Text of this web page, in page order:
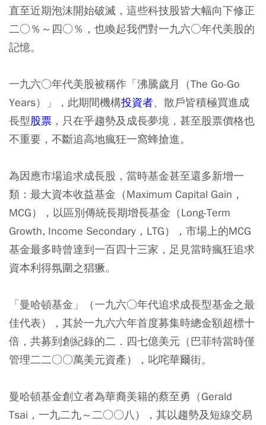
直至近期泡沫開始破滅，這些科技股皆大幅向下修正
二○％～四○％，也喚起我們對一九六○年代美股的
記憶。
一九六○年代美股被稱作「沸騰歲月（The Go-Go
Years）」，此期間機構投資者、散戶皆積極買進成
長型股票 ，只在乎趨勢及成長夢境，甚至股票價格也
不重要，不斷追高地瘋狂一窩蜂搶進。
為因應市場追求成長股，當時基金甚至還多新增一
類：最大資本收益基金（Maximum Capital Gain，
MCG），以區別傳統長期增長基金（Long-Term
Growth, Income Secondary，LTG），市場上的MCG
基金最多時曾達到一百四十三家，足見當時瘋狂追求
資本利得氛圍之猖獗。
「曼哈頓基金」（一九六○年代追求成長型基金之最
佳代表），其於一九六六年首度募集時總金額超標十
倍，共募到創紀錄的二．四七億美元（巴菲特當時僅
管理二二○○萬美元資產），叱咤華爾街。
曼哈頓基金創立者為華裔美籍的蔡至勇（Gerald
Tsai，一九二九～二○○八），其以趨勢及短線交易